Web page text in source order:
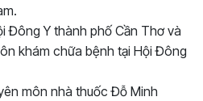
Đông Y thành phố Cần Thơ và
khám chữa bệnh tại Hội Đông
môn nhà thuốc Đỗ Minh